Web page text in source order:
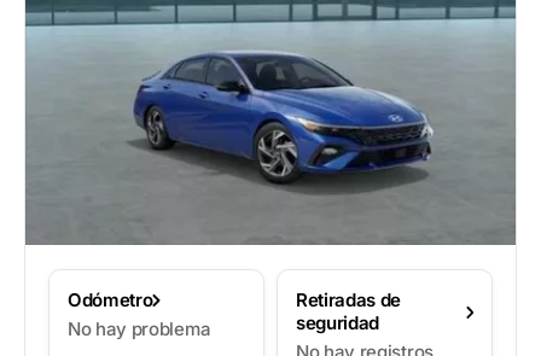
Odómetro
No hay problema
Retiradas de
seguridad